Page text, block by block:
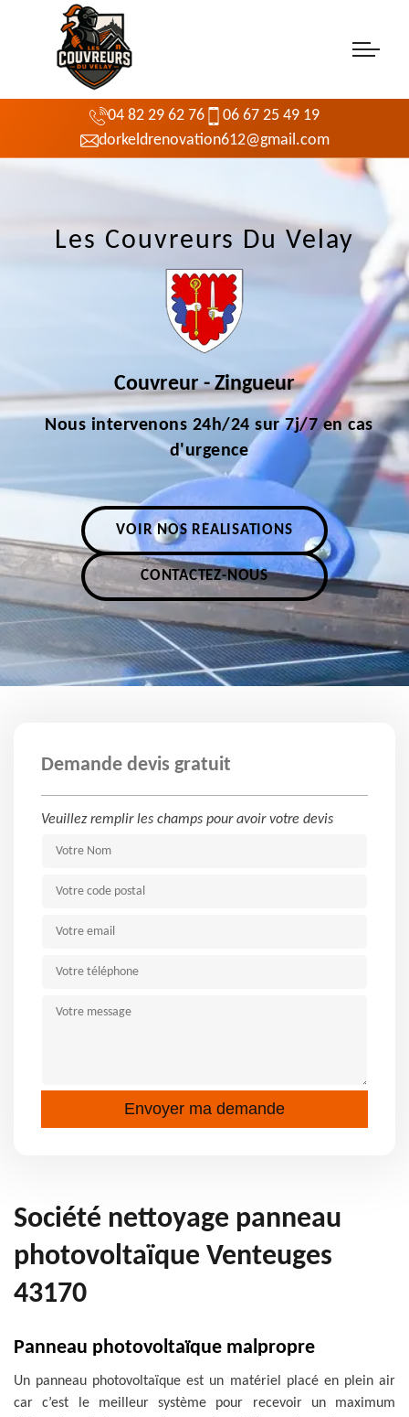
04 82 29 62 76
06 67 25 49 19
dorkeldrenovation612@gmail.com
Les Couvreurs Du Velay
Couvreur - Zingueur
Nous intervenons 24h/24 sur 7j/7 en cas
d'urgence
VOIR NOS RÉALISATIONS
CONTACTEZ-NOUS
Demande devis gratuit
Veuillez remplir les champs pour avoir votre devis
Société nettoyage panneau
photovoltaïque Venteuges
43170
Panneau photovoltaïque malpropre
Un panneau photovoltaïque est un matériel placé en plein air
car c’est le meilleur système pour recevoir un maximum